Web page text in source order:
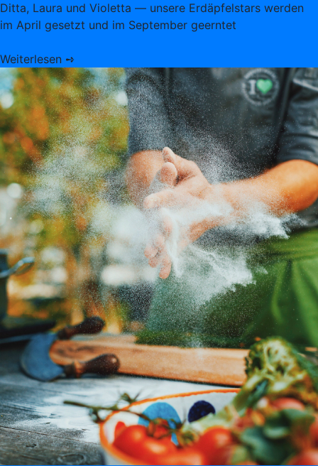
Ditta, Laura und Violetta — unsere Erdäpfelstars werden
im April gesetzt und im September geerntet
Weiterlesen ➺